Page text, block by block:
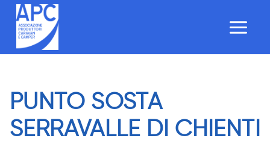
Salta
contenuto
PUNTO SOSTA
SERRAVALLE DI CHIENTI